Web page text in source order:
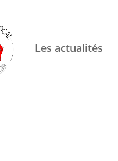
Les actualités